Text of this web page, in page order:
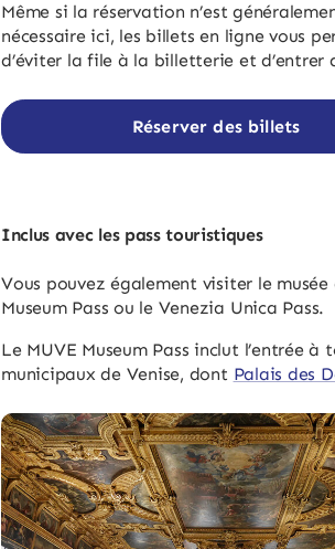
Même si la réservation n’est
nécessaire ici, les billets en ligne vous
d’éviter la file à la billetterie et d’entrer
Réserver des billets
Inclus avec les pass touristiques
Vous pouvez également visiter le musée
Museum Pass ou le Venezia Unica Pass.
Le MUVE Museum Pass inclut l’entrée à
municipaux de Venise, dont Palais des